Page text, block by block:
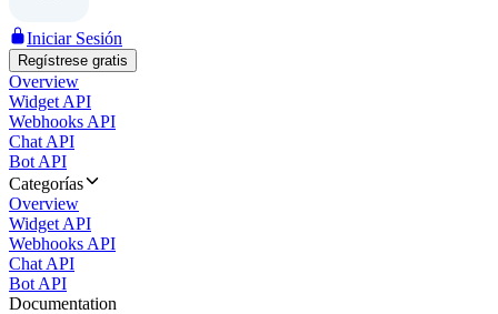
Iniciar Sesión
Regístrese gratis
Overview
Widget API
Webhooks API
Chat API
Bot API
Categorías
Overview
Widget API
Webhooks API
Chat API
Bot API
Documentation